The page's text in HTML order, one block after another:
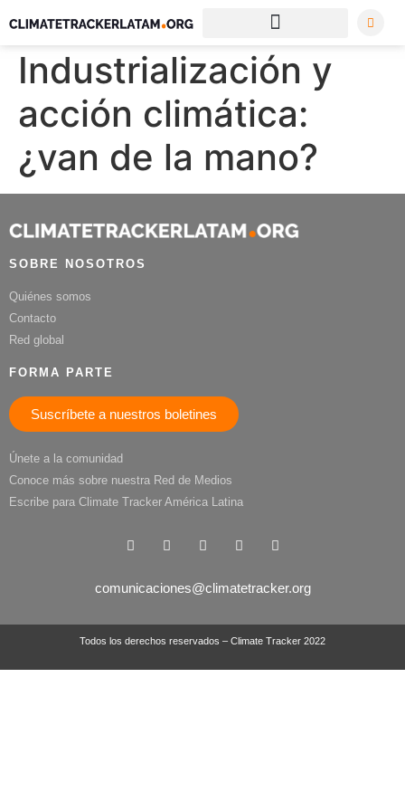
Industrialización y
acción climática:
¿van de la mano?
SOBRE NOSOTROS
Quiénes somos
Contacto
Red global
FORMA PARTE
Suscríbete a nuestros boletines
Únete a la comunidad
Conoce más sobre nuestra Red de Medios
Escribe para Climate Tracker América Latina
comunicaciones@climatetracker.org
Todos los derechos reservados – Climate Tracker 2022